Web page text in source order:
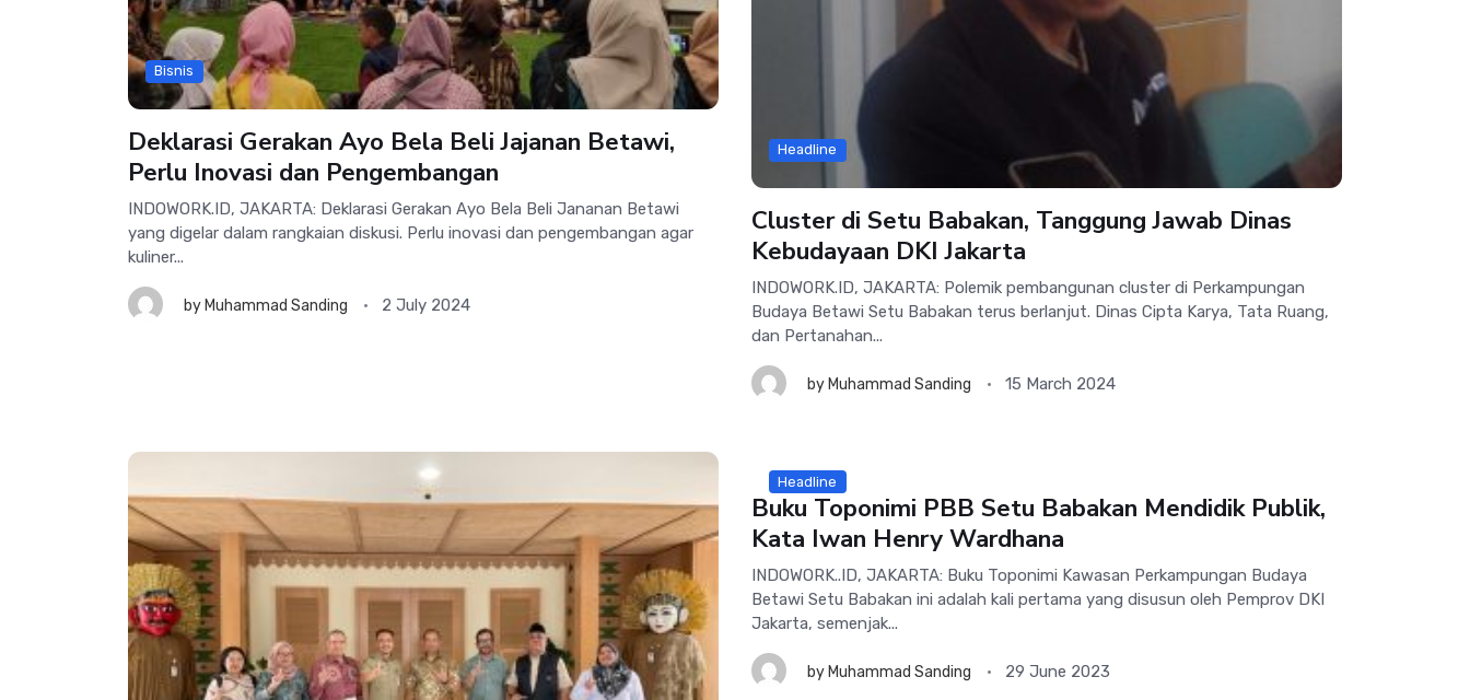
Bisnis
Deklarasi Gerakan Ayo Bela Beli Jajanan Betawi,
Perlu Inovasi dan Pengembangan
INDOWORK.ID, JAKARTA: Deklarasi Gerakan Ayo Bela Beli Jananan Betawi
yang digelar dalam rangkaian diskusi. Perlu inovasi dan pengembangan agar
kuliner...
by Muhammad Sanding 2 July 2024
Headline
Cluster di Setu Babakan, Tanggung Jawab Dinas
Kebudayaan DKI Jakarta
INDOWORK.ID, JAKARTA: Polemik pembangunan cluster di Perkampungan
Budaya Betawi Setu Babakan terus berlanjut. Dinas Cipta Karya, Tata Ruang,
dan Pertanahan...
by Muhammad Sanding 15 March 2024
Headline
Buku Toponimi PBB Setu Babakan Mendidik Publik,
Kata Iwan Henry Wardhana
INDOWORK..ID, JAKARTA: Buku Toponimi Kawasan Perkampungan Budaya
Betawi Setu Babakan ini adalah kali pertama yang disusun oleh Pemprov DKI
Jakarta, semenjak...
by Muhammad Sanding 29 June 2023